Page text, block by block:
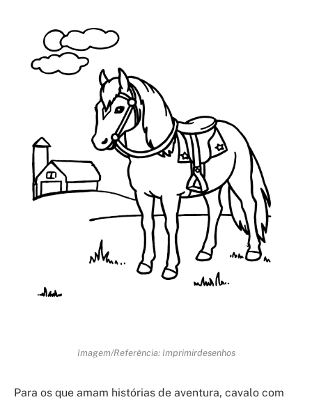
Imagem/Referência: Imprimirdesenhos
Para os que amam histórias de aventura, cavalo com